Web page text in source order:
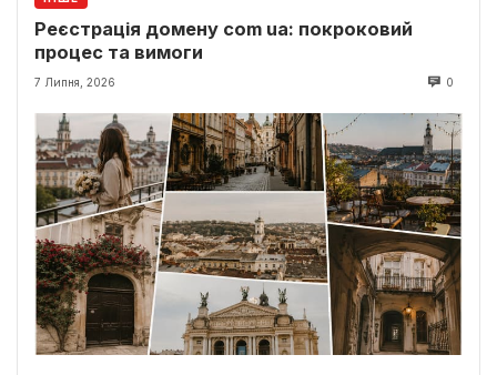
Реєстрація домену com ua: покроковий
процес та вимоги
7 Липня, 2026 0